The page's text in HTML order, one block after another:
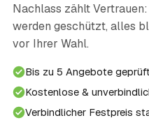
Nachlass zählt
werden geschützt, alles
vor Ihrer Wahl.
Bis zu 5 Angebote
Kostenlose &
Verbindlicher Festpreis